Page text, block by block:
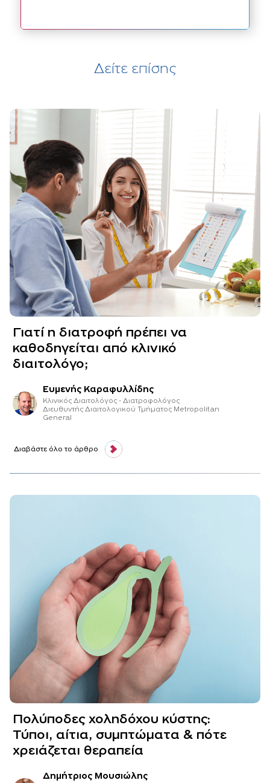
Δείτε επίσης
Γιατί η διατροφή πρέπει να
καθοδηγείται από κλινικό
διαιτολόγο;
Ευμενής Καραφυλλίδης
Κλινικός Διαιτολόγος - Διατροφολόγος
Διευθυντής Διαιτολογικού Τμήματος Metropolitan
General
Διαβάστε όλο το άρθρο
Πολύποδες χοληδόχου κύστης:
Τύποι, αίτια, συμπτώματα & πότε
χρειάζεται θεραπεία
Δημήτριος Μουσιώλης